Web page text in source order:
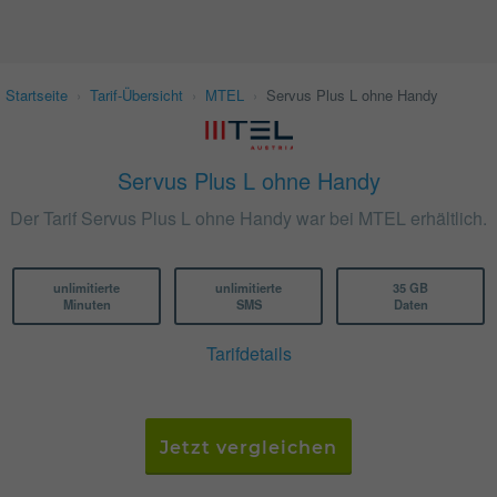
Startseite Tarif-Übersicht MTEL Servus Plus L ohne Handy
Servus Plus L ohne Handy
Der Tarif Servus Plus L ohne Handy war bei MTEL erhältlich.
unlimitierte
Minuten
unlimitierte
SMS
35 GB
Daten
Tarifdetails
Jetzt vergleichen